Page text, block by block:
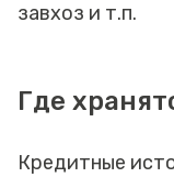
завхоз и т.п.
Где
Кредитные